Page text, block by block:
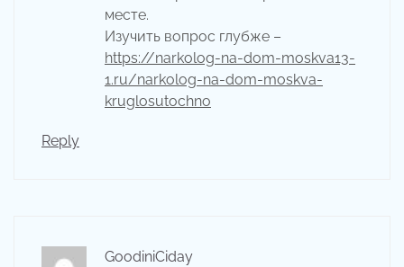
месте.
Изучить вопрос глубже –
https://narkolog-na-dom-moskva13-
1.ru/narkolog-na-dom-moskva-
kruglosutochno
Reply
GoodiniCiday